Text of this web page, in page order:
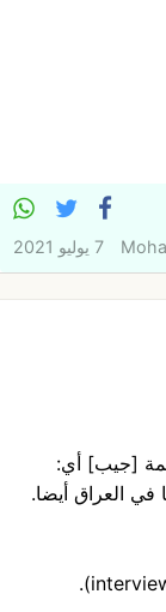
7 يوليو 2021
[جيب] أي:
العراق أيضا.